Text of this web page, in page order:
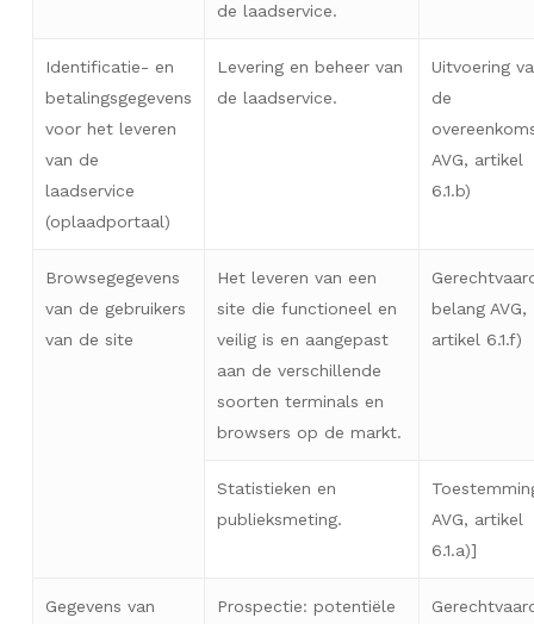
de laadservice.
Identificatie- en
betalingsgegevens
voor het leveren
van de
laadservice
(oplaadportaal)
Levering en beheer van
de laadservice.
Uitvoering
de
AVG, artikel
6.1.b)
Browsegegevens
van de gebruikers
van de site
Het leveren van een
site die functioneel en
veilig is en aangepast
aan de verschillende
soorten terminals en
browsers op de markt.
belang AVG,
artikel 6.1.f)
Statistieken en
publieksmeting.
AVG, artikel
6.1.a)]
Gegevens van
Prospectie: potentiële